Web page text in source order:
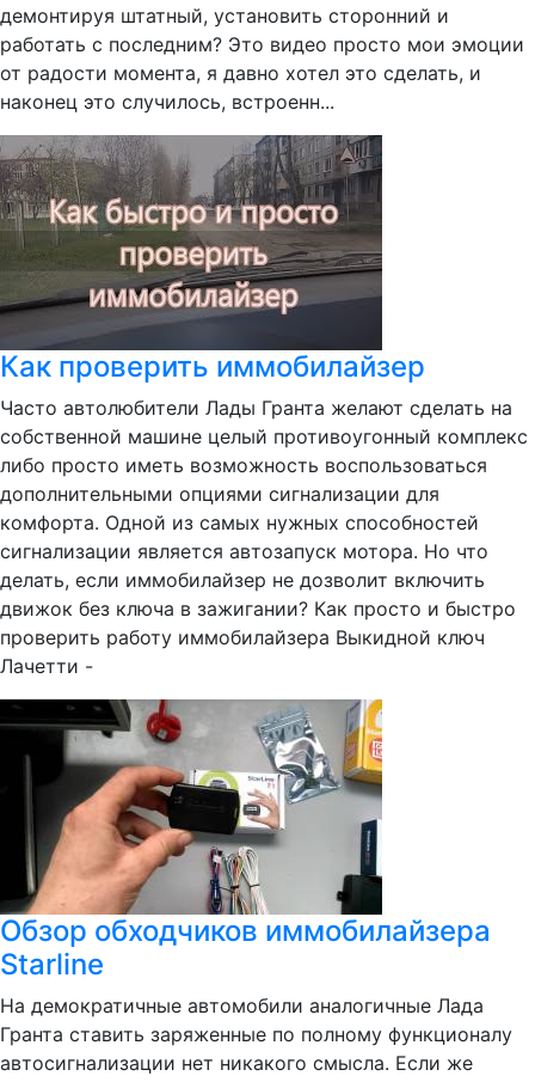
демонтируя штатный, установить сторонний и
работать с последним? Это видео просто мои эмоции
от радости момента, я давно хотел это сделать, и
наконец это случилось, встроенн...
Как проверить иммобилайзер
Часто автолюбители Лады Гранта желают сделать на
собственной машине целый противоугонный комплекс
либо просто иметь возможность воспользоваться
дополнительными опциями сигнализации для
комфорта. Одной из самых нужных способностей
сигнализации является автозапуск мотора. Но что
делать, если иммобилайзер не дозволит включить
движок без ключа в зажигании? Как просто и быстро
проверить работу иммобилайзера Выкидной ключ
Лачетти -
Обзор обходчиков иммобилайзера
Starline
На демократичные автомобили аналогичные Лада
Гранта ставить заряженные по полному функционалу
автосигнализации нет никакого смысла. Если же